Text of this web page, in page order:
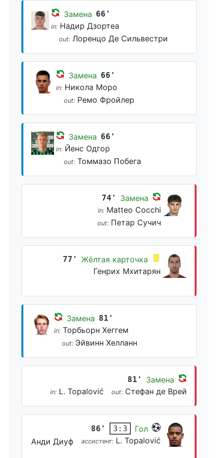
Замена 66'
in: Надир Дзортеа
out: Лоренцо Де Сильвестри
Замена 66'
in: Никола Моро
out: Ремо Фройлер
Замена 66'
in: Йенс Одгор
out: Томмазо Побега
74' Замена
in: Matteo Cocchi
out: Петар Сучич
77'
Жёлтая карточка
Генрих Мхитарян
Замена 81'
in: Торбьорн Хеггем
out: Эйвинн Хелланн
81' Замена
in: L. Topalović out: Стефан де Врей
86' 3:3
Гол
Анди Диуф
ассистент: L. Topalović